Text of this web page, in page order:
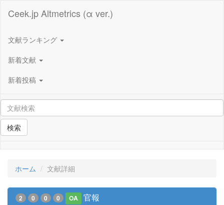
Ceek.jp Altmetrics (α ver.)
文献ランキング
新着文献
新着投稿
検索
ホーム 文献詳細
2 0 0 0 OA 官報